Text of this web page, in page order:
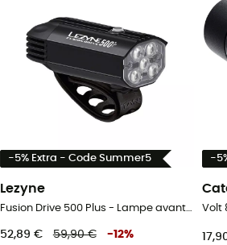
-5% Extra - Code Summer5
Lezyne
Fusion Drive 500 Plus - Lampe avant vélo
52,89 € 59,90 € -12%
-
Volt